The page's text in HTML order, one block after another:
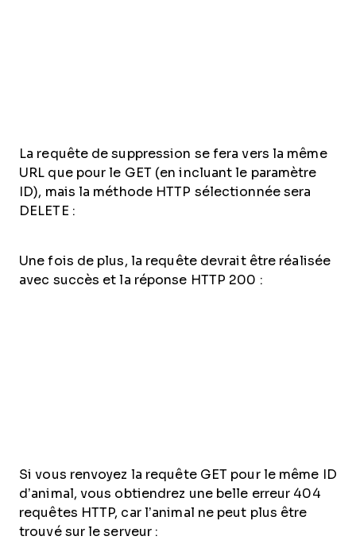
La requête de suppression se fera vers la même
URL que pour le GET (en incluant le paramètre
ID), mais la méthode HTTP sélectionnée sera
DELETE :
Une fois de plus, la requête devrait être réalisée
avec succès et la réponse HTTP 200 :
Si vous renvoyez la requête GET pour le même ID
d’animal, vous obtiendrez une belle erreur 404
requêtes HTTP, car l’animal ne peut plus être
trouvé sur le serveur :